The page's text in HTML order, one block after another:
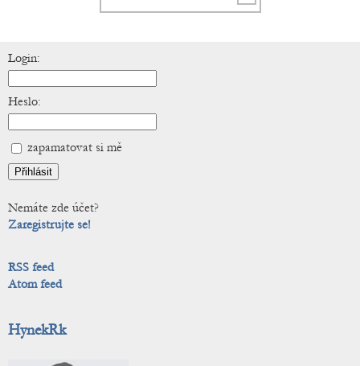
Login:
Heslo:
zapamatovat si mě
Nemáte zde účet?
Zaregistrujte se!
RSS feed
Atom feed
HynekRk